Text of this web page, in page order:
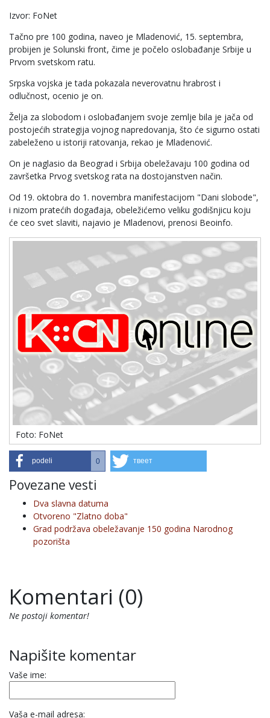
Izvor: FoNet
Tačno pre 100 godina, naveo je Mladenović, 15. septembra,
probijen je Solunski front, čime je počelo oslobađanje Srbije u
Prvom svetskom ratu.
Srpska vojska je tada pokazala neverovatnu hrabrost i
odlučnost, ocenio je on.
Želja za slobodom i oslobađanjem svoje zemlje bila je jača od
postojećih strategija vojnog napredovanja, što će sigurno ostati
zabeleženo u istoriji ratovanja, rekao je Mladenović.
On je naglasio da Beograd i Srbija obeležavaju 100 godina od
završetka Prvog svetskog rata na dostojanstven način.
Od 19. oktobra do 1. novembra manifestacijom "Dani slobode",
i nizom pratećih događaja, obeležićemo veliku godišnjicu koju
će ceo svet slaviti, najavio je Mladenovi, prenosi Beoinfo.
Foto: FoNet
podeli 0 твеет
Povezane vesti
Dva slavna datuma
Otvoreno "Zlatno doba"
Grad podržava obeležavanje 150 godina Narodnog
pozorišta
Komentari (0)
Ne postoji komentar!
Napišite komentar
Vaše ime:
Vaša e-mail adresa: